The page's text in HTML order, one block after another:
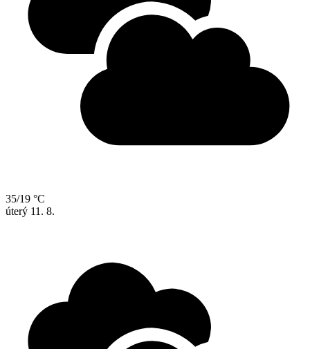
35/19 °C
úterý 11. 8.